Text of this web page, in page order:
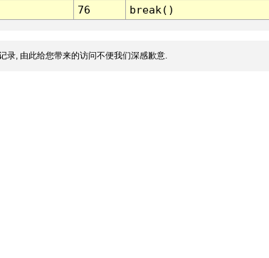
76 break()
录, 由此给您带来的访问不便我们深感歉意.